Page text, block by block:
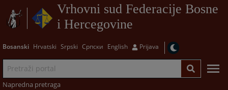
Vrhovni sud Federacije Bosne
i Hercegovine
Bosanski Hrvatski Srpski Српски English Prijava
Napredna pretraga